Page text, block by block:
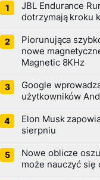
JBL Endurance
dotrzymają kroku
Piorunująca
nowe
Magnetic 8KHz
Google
użytkowników
Elon Musk
sierpniu
Nowe oblicze
może nauczyć